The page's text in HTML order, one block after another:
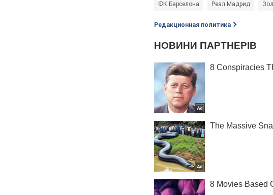
ФК Барселона Реал Мадрид
Редакционная политика